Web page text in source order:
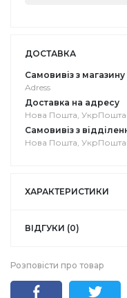
ДОСТАВКА
Самовивіз з магазину
Adress
Доставка на адресу
Нова Пошта, УкрПошта
Самовивіз з
Нова Пошта, УкрПошта
ХАРАКТЕРИСТИКИ
ВІДГУКИ (0)
Розповісти про товар